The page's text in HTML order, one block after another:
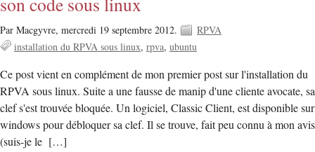
Par Macgyvre, mercredi 19 septembre 2012.
RPVA
installation du RPVA sous linux rpva ubuntu
Ce post vient en complément de mon premier post sur l'installation du
RPVA sous linux. Suite a une fausse de manip d'une cliente avocate, sa
clef s'est trouvée bloquée. Un logiciel, Classic Client, est disponible sur
windows pour débloquer sa clef. Il se trouve, fait peu connu à mon avis
(suis-je le […]